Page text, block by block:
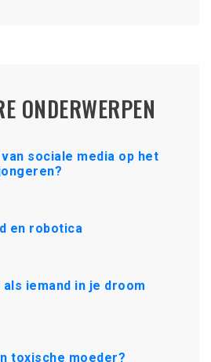
ONDERWERPEN
sociale media op het
en robotica
iemand in je droom
toxische moeder?